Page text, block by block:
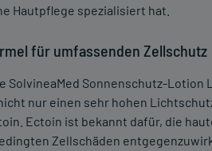
Hautpflege spezialisiert hat.
für umfassenden Zellschutz
SolvineaMed Sonnenschutz-
nur einen sehr hohen
Ectoin ist bekannt dafür, die
Zellschäden